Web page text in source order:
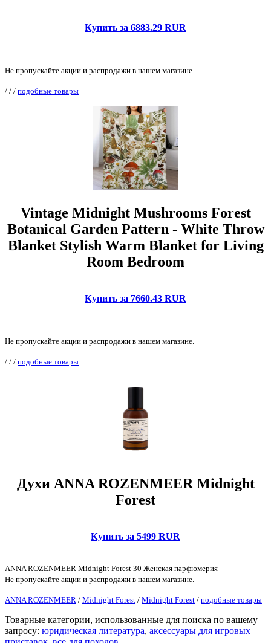
Купить за 6883.29 RUR
Не пропускайте акции и распродажи в нашем магазине.
/ / / подобные товары
Vintage Midnight Mushrooms Forest
Botanical Garden Pattern - White Throw
Blanket Stylish Warm Blanket for Living
Room Bedroom
Купить за 7660.43 RUR
Не пропускайте акции и распродажи в нашем магазине.
/ / / подобные товары
Духи ANNA ROZENMEER Midnight
Forest
Купить за 5499 RUR
ANNA ROZENMEER Midnight Forest 30 Женская парфюмерия
Не пропускайте акции и распродажи в нашем магазине.
ANNA ROZENMEER / Midnight Forest / Midnight Forest / подобные товары
Товарные категории, использованные для поиска по вашему
запросу: юридическая литература, аксессуары для игровых